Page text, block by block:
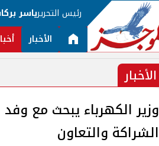
رئيس التحريرياسر
الأخبار
الأخبار
وزير الكهرباء يبحث مع وفد
الشراكة والتعاون